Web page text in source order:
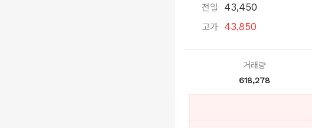
전일 43,450
고가 43,850
거래량
618,278